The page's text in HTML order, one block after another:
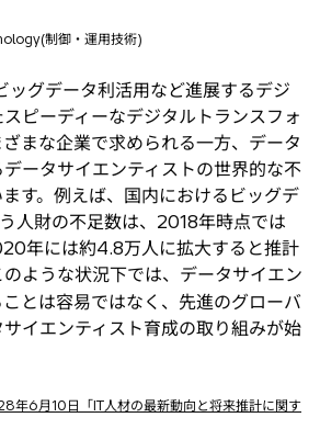
制御・運用技術)
グデータ利活用など進展するデジ
ピーディーなデジタルトランスフォ
まな企業で求められる一方、データ
ータサイエンティストの世界的な不
す。例えば、国内におけるビッグデ
人財の不足数は、2018年時点では
年には約4.8万人に拡大すると推計
のような状況下では、データサイエン
とは容易ではなく、先進のグローバ
イエンティスト育成の取り組みが始
年6月10日「IT人材の最新動向と将来推計に関す